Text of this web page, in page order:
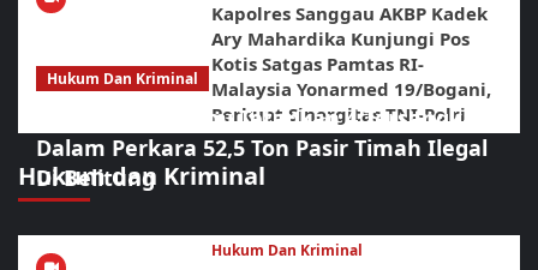
Kapolres Sanggau AKBP Kadek
Ary Mahardika Kunjungi Pos
Kotis Satgas Pamtas RI-
Malaysia Yonarmed 19/Bogani,
Perkuat Sinergitas TNI-Polri
Hukum dan Kriminal
Hukum Dan Kriminal
Polda Babel Resmi Tetapkan 4 Tersangka
Dalam Perkara 52,5 Ton Pasir Timah Ilegal
Di Belitung
Hukum Dan Kriminal